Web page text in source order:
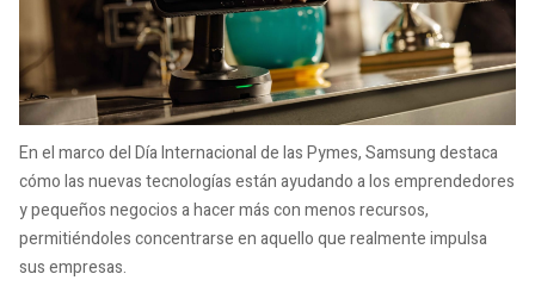
En el marco del Día Internacional de las Pymes, Samsung destaca
cómo las nuevas tecnologías están ayudando a los emprendedores
y pequeños negocios a hacer más con menos recursos,
permitiéndoles concentrarse en aquello que realmente impulsa
sus empresas.